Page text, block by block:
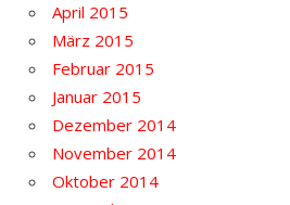
April 2015
März 2015
Februar 2015
Januar 2015
Dezember 2014
November 2014
Oktober 2014